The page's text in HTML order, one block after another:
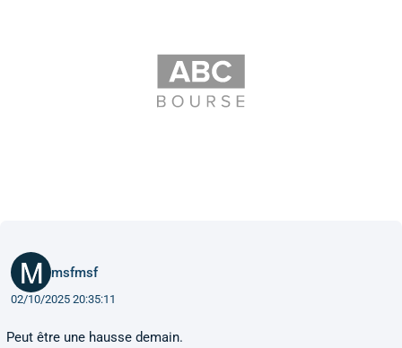
msfmsf
02/10/2025 20:35:11
Peut être une hausse demain.